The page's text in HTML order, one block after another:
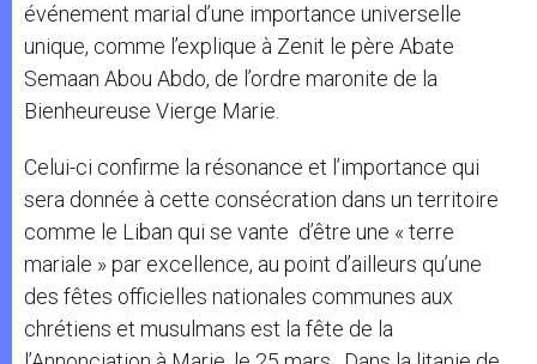
événement marial d’une importance universelle
unique, comme l’explique à Zenit le père Abate
Semaan Abou Abdo, de l’ordre maronite de la
Bienheureuse Vierge Marie.
Celui-ci confirme la résonance et l’importance qui
sera donnée à cette consécration dans un territoire
comme le Liban qui se vante d’être une « terre
mariale » par excellence, au point d’ailleurs qu’une
des fêtes officielles nationales communes aux
chrétiens et musulmans est la fête de la